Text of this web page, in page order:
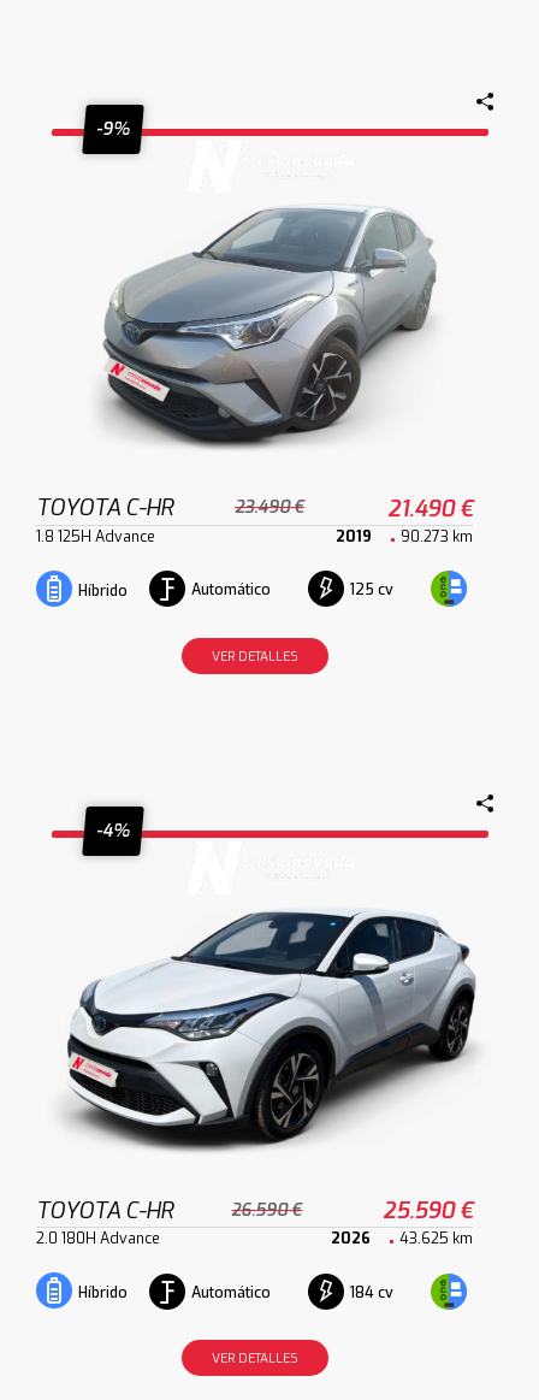
-9%
TOYOTA C-HR 23.490 € 21.490 €
1.8 125H Advance 2019 90.273 km
Híbrido Automático 125 cv
VER DETALLES
-4%
TOYOTA C-HR 26.590 € 25.590 €
2.0 180H Advance 2026 43.625 km
Híbrido Automático 184 cv
VER DETALLES